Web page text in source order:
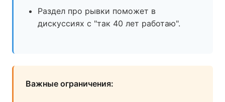
Раздел про рывки поможет в
дискуссиях с "так 40 лет работаю".
Важные ограничения: